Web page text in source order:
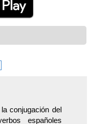
conjugación del
españoles